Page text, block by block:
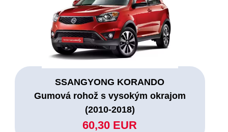
SSANGYONG KORANDO
Gumová rohož s vysokým okrajom
(2010-2018)
60,30 EUR